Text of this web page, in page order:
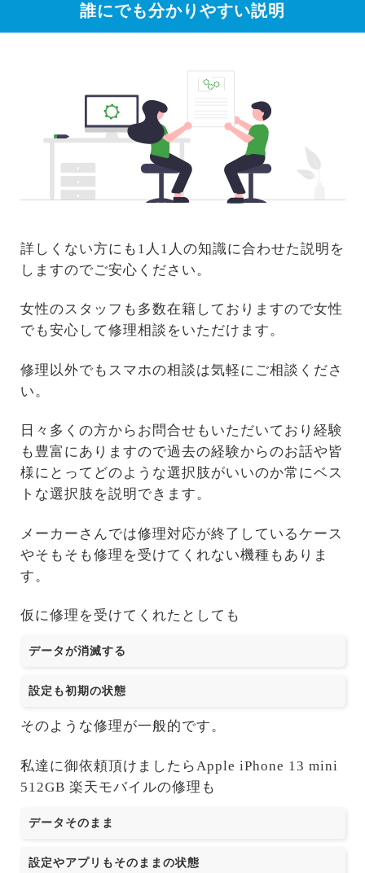
誰にでも分かりやすい説明
詳しくない方にも1人1人の知識に合わせた説明を
しますのでご安心ください。
女性のスタッフも多数在籍しておりますので女性
でも安心して修理相談をいただけます。
修理以外でもスマホの相談は気軽にご相談くださ
い。
日々多くの方からお問合せもいただいており経験
も豊富にありますので過去の経験からのお話や皆
様にとってどのような選択肢がいいのか常にベス
トな選択肢を説明できます。
メーカーさんでは修理対応が終了しているケース
やそもそも修理を受けてくれない機種もありま
す。
仮に修理を受けてくれたとしても
データが消滅する
設定も初期の状態
そのような修理が一般的です。
私達に御依頼頂けましたらApple iPhone 13 mini
512GB 楽天モバイルの修理も
データそのまま
設定やアプリもそのままの状態